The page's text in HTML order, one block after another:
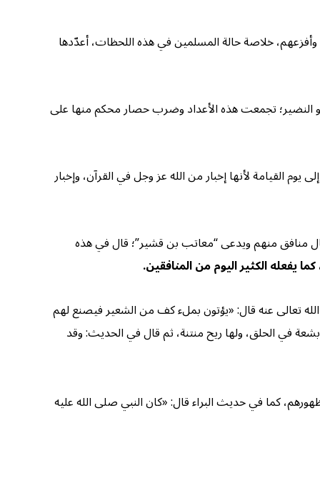
خلاصة حالة المسلمين في هذه اللحظات، أعدّدها
النضير؛ تجمعت هذه الأعداد وضرب حصار محكم منها على
القيامة لأنها إخبار من الله عز وجل في القرآن، وإخبار
قال منافق منهم ويدعى “معاتب بن قشير”؛ قال في هذه
يفعله الكثير اليوم من المنافقين.
تعالى عنه قال: «يؤتون بملء كف من الشعير فيصنع لهم
في الحلق، ولها ريح منتنة، ثم قال في الحديث: وقد
كما في حديث البراء قال: «كان النبي صلى الله عليه